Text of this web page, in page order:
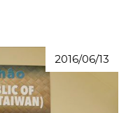
2016/06/13